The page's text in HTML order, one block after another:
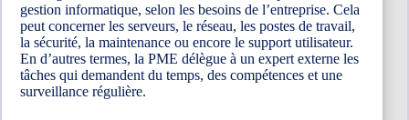
gestion informatique, selon les besoins de l’entreprise. Cela
peut concerner les serveurs, le réseau, les postes de travail,
la sécurité, la maintenance ou encore le support utilisateur.
En d’autres termes, la PME délègue à un expert externe les
tâches qui demandent du temps, des compétences et une
surveillance régulière.